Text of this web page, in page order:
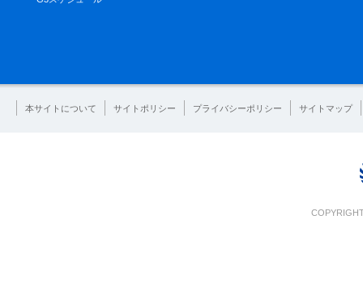
本サイトについて サイトポリシー プライバシーポリシー サイトマップ